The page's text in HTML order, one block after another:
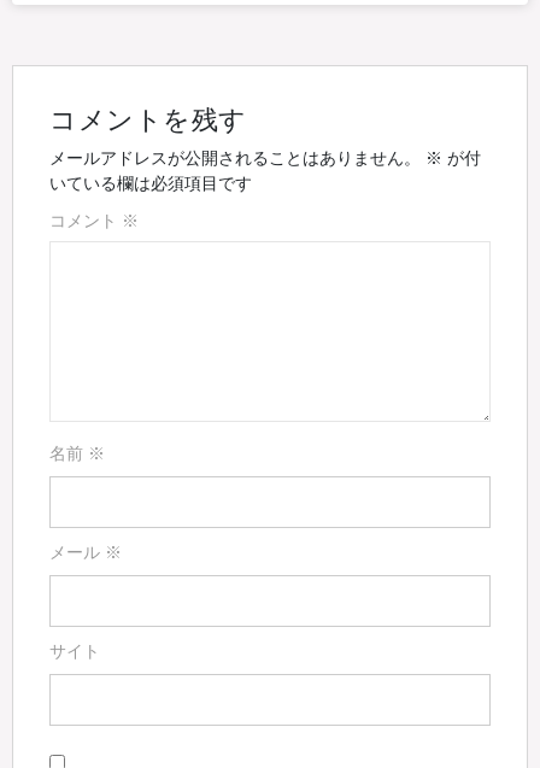
コメントを残す
メールアドレスが公開されることはありません。 ※ が付
いている欄は必須項目です
コメント ※
名前 ※
メール ※
サイト